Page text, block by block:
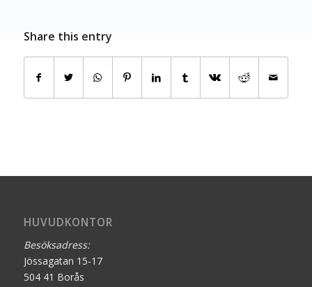
Share this entry
HUVUDKONTOR
Besöksadress:
Jössagatan 15-17
504 41 Borås